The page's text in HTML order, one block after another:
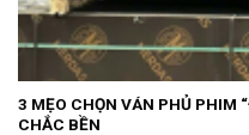
3 MẸO CHỌN VÁN PHỦ PHIM
CHẮC BỀN